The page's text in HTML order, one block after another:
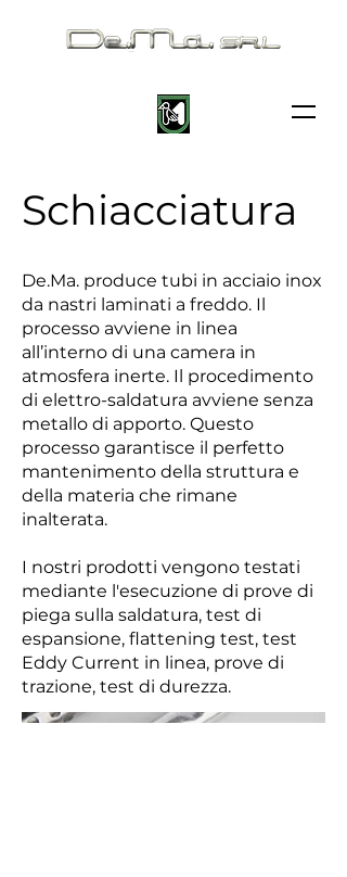
Schiacciatura
De.Ma. produce tubi in acciaio inox
da nastri laminati a freddo. Il
processo avviene in linea
all’interno di una camera in
atmosfera inerte. Il procedimento
di elettro-saldatura avviene senza
metallo di apporto. Questo
processo garantisce il perfetto
mantenimento della struttura e
della materia che rimane
inalterata.
I nostri prodotti vengono testati
mediante l'esecuzione di prove di
piega sulla saldatura, test di
espansione, flattening test, test
Eddy Current in linea, prove di
trazione, test di durezza.